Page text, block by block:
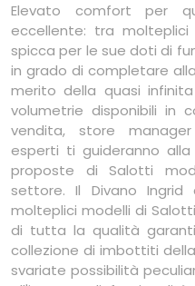
Elevato comfort per
eccellente: tra molteplici
spicca per le sue doti di
in grado di completare
merito della quasi
volumetrie disponibili in
vendita, store
esperti ti guideranno
proposte di Salotti
settore. Il Divano
molteplici modelli di
di tutta la qualità
collezione di imbottiti
svariate possibilità